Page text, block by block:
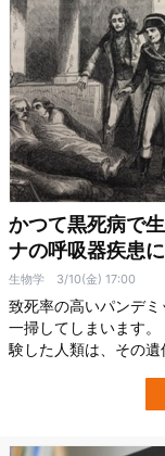
かつて黒死病で
ナの呼吸器疾患
生物学 3/10(金) 17:00
致死率の高いパンデ
一掃してしまいます
験した人類は、その
究は、黒死病の生存
は、新型コロナウイ